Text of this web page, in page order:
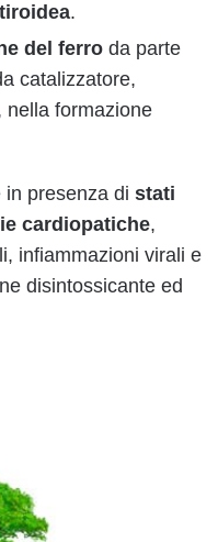
.
del ferro da parte
catalizzatore,
nella formazione
presenza di stati
cardiopatiche,
infiammazioni virali e
disintossicante ed